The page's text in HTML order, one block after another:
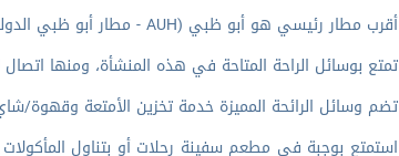
أقرب مطار رئيسي هو أبو ظبي (AUH - مطار أبو ظبي الدولي) - ٣٢٫٦ كم / ٢٠٫٣ ميل
تمتع بوسائل الراحة المتاحة في هذه المنشأة، ومنها
تضم وسائل الرائحة المميزة خدمة تخزين الأمتعة